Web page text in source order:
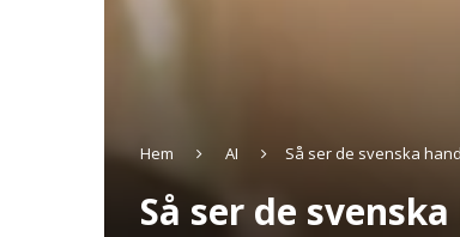
Hem AI Så ser de svenska
Så ser de